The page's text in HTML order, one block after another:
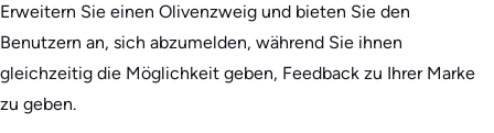
Erweitern Sie einen Olivenzweig und bieten Sie den
Benutzern an, sich abzumelden, während Sie ihnen
gleichzeitig die Möglichkeit geben, Feedback zu Ihrer Marke
zu geben.